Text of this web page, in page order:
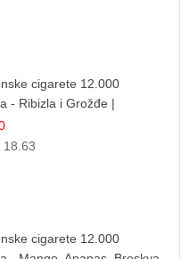
cigarete 12.000
- Ribizla i Grožđe |
Voćna Kombinacija
18.63
cigarete 12.000